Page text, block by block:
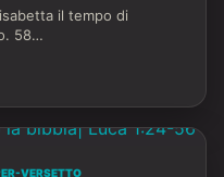
il tempo di
58…
VERSETTO